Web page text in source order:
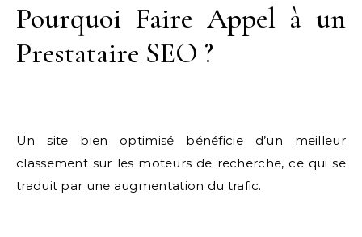
Pourquoi Faire Appel à un
Prestataire SEO ?
Un site bien optimisé bénéficie d’un meilleur
classement sur les moteurs de recherche, ce qui se
traduit par une augmentation du trafic.